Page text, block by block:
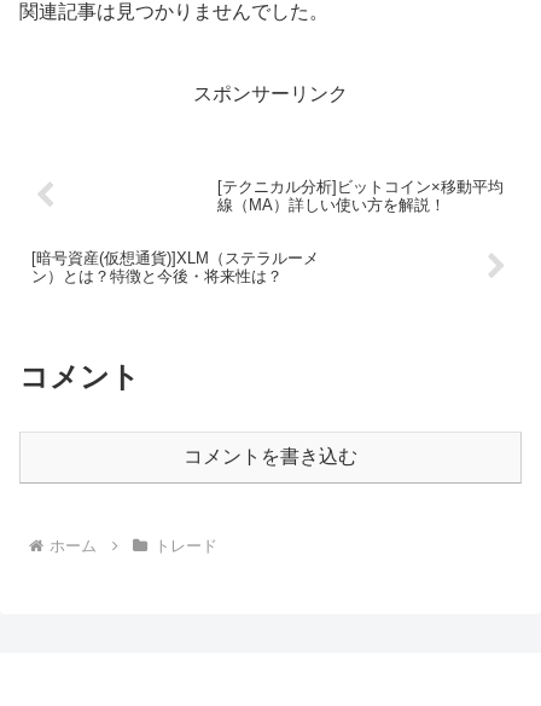
関連記事は見つかりませんでした。
スポンサーリンク
[テクニカル分析]ビットコイン×移動平均
線（MA）詳しい使い方を解説！
[暗号資産(仮想通貨)]XLM（ステラルーメ
ン）とは？特徴と今後・将来性は？
コメント
コメントを書き込む
ホーム トレード